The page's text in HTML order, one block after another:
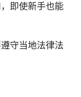
即使新手也能
守当地法律法